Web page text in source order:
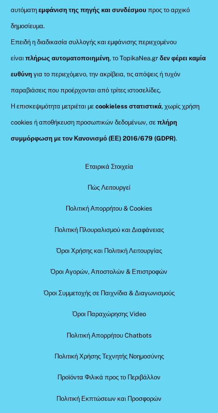
αυτόματηεμφάνιση της πηγής και συνδέσμου προς το αρχικό
δημοσίευμα.
Επειδή η διαδικασία συλλογής και εμφάνισης περιεχομένου
είναιπλήρως αυτοματοποιημένη, το TopikaNea.grδεν φέρει καμία
ευθύνη για το περιεχόμενο, την ακρίβεια, τις απόψεις ή τυχόν
παραβιάσεις που προέρχονται από τρίτες ιστοσελίδες.
Η επισκεψιμότητα μετριέται μεcookieless στατιστικά, χωρίς χρήση
cookies ή αποθήκευση προσωπικών δεδομένων, σεπλήρη
συμμόρφωση με τον Κανονισμό (ΕΕ) 2016/679 (GDPR).
Εταιρικά Στοιχεία
Πώς Λειτουργεί
Πολιτική Απορρήτου & Cookies
Πολιτική Πλουραλισμού και Διαφάνειας
Όροι Χρήσης και Πολιτική Λειτουργίας
Όροι Αγορών, Αποστολών & Επιστροφών
Όροι Συμμετοχής σε Παιχνίδια & Διαγωνισμούς
Όροι Παραχώρησης Video
Πολιτική Απορρήτου Chatbots
Πολιτική Χρήσης Τεχνητής Νοημοσύνης
Προϊόντα Φιλικά προς το Περιβάλλον
Πολιτική Εκπτώσεων και Προσφορών